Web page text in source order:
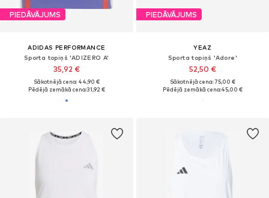
PIEDĀVĀJUMS
ADIDAS PERFORMANCE
Sporta topiņš 'ADIZERO A'
35,92 €
Sākotnējā cena: 44,90 €
Pēdējā zemākā cena:31,92 €
PIEDĀVĀJUMS
YEAZ
Sporta topiņš 'Adore'
52,50 €
Sākotnējā cena: 75,00 €
Pēdējā zemākā cena:45,00 €